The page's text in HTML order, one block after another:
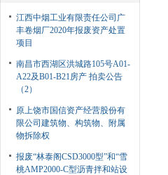
江西中烟工业有限责任公司广
丰卷烟厂2020年报废资产处置
项目
南昌市西湖区洪城路105号A01-
A22及B01-B21房产 拍卖公告
（2）
原上饶市国信资产经营股份有
限公司建筑物、构筑物、附属
物拆除权
报废“林泰阁CSD3000型”和“雪
桃AMP2000-C型沥青拌和站设